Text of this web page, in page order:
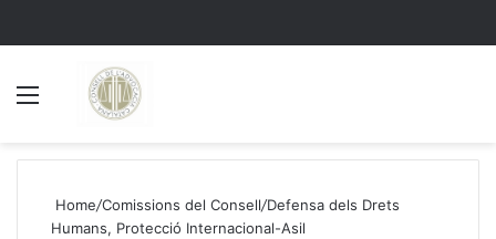
Home/Comissions del Consell/Defensa dels Drets
Humans, Protecció Internacional-Asil